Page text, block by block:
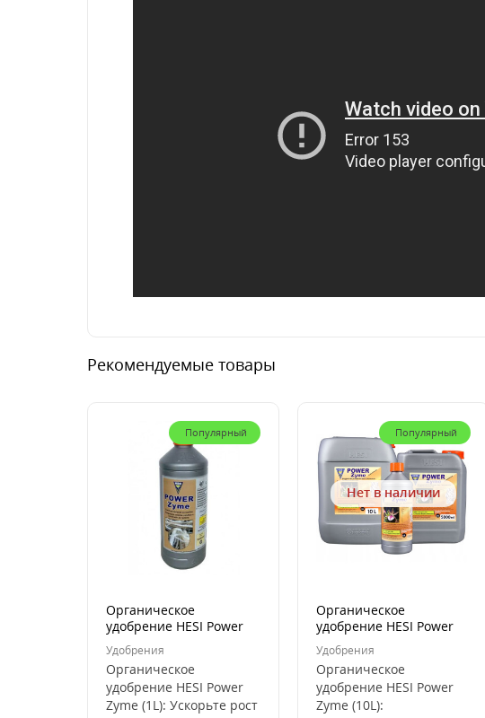
Рекомендуемые товары
Популярный
Органическое
удобрение HESI Power
Zyme (1L)
Удобрения
Органическое
удобрение HESI Power
Zyme (1L): Ускорьте рост
Популярный
Нет в наличии
Органическое
удобрение HESI Power
Zyme (10L)
Удобрения
Органическое
удобрение HESI Power
Zyme (10L):